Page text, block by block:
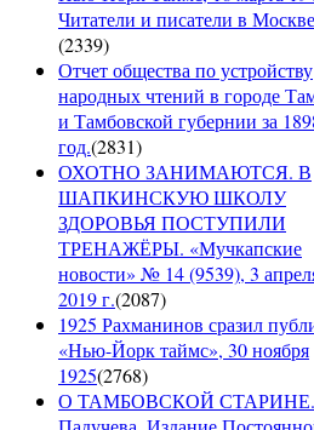
Читатели и писатели в
(2339)
Отчет общества по устройству
народных чтений в городе
и Тамбовской губернии за
год.(2831)
ОХОТНО ЗАНИМАЮТСЯ. В
ШАПКИНСКУЮ ШКОЛУ
ЗДОРОВЬЯ ПОСТУПИЛИ
ТРЕНАЖЁРЫ. «Мучкапские
новости» № 14 (9539), 3
2019 г.(2087)
1925 Рахманинов сразил
«Нью-Йорк таймс», 30 ноября
1925(2768)
О ТАМБОВСКОЙ